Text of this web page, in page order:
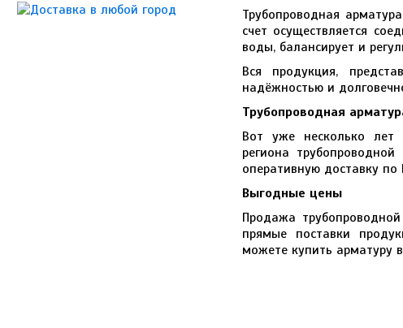
Трубопроводная
счет осуществляется
воды, балансирует и
Вся продукция,
надёжностью и
Трубопроводная
Вот уже несколько лет
региона
оперативную доставку
Выгодные цены
Продажа
прямые поставки
можете купить арматуру